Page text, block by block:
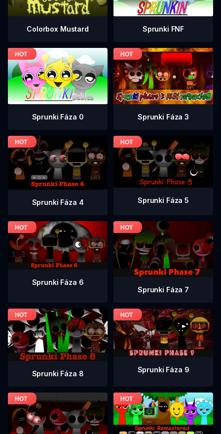
Colorbox Mustard Sprunki FNF
Sprunki Fáza 0 Sprunki Fáza 3
Sprunki Fáza 4 Sprunki Fáza 5
Sprunki Fáza 6
Sprunki Fáza 7
Sprunki Fáza 8
Sprunki Fáza 9